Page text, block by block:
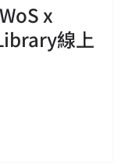
x
線上